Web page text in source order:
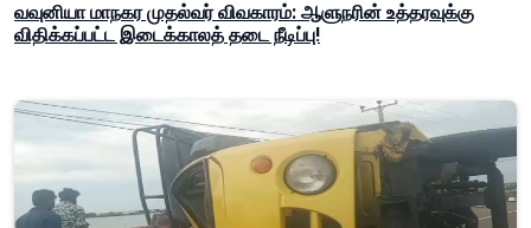
வவுனியா மாநகர முதல்வர் விவகாரம்: ஆளுநரின் உத்தரவுக்கு
விதிக்கப்பட்ட இடைக்காலத் தடை நீடிப்பு!